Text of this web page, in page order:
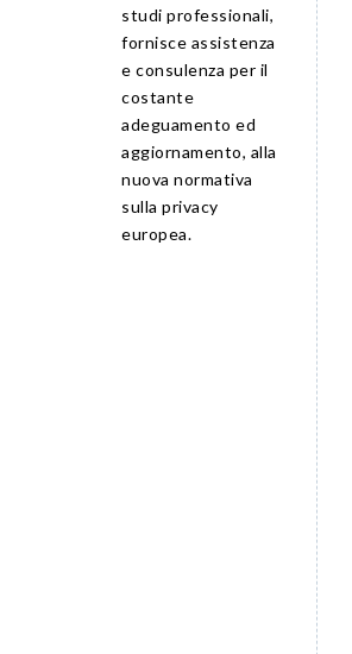
studi professionali,
fornisce assistenza
e consulenza per il
costante
adeguamento ed
aggiornamento, alla
nuova normativa
sulla privacy
europea.